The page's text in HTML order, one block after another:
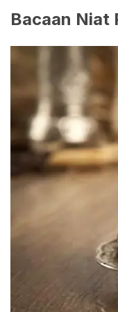
Bacaan Niat